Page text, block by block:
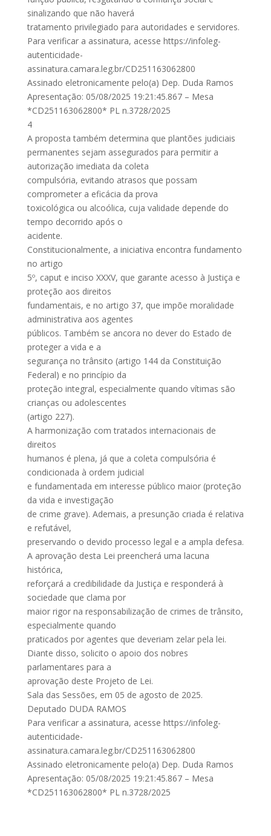
sinalizando que não haverá
tratamento privilegiado para autoridades e servidores.
Para verificar a assinatura, acesse https://infoleg-
autenticidade-
assinatura.camara.leg.br/CD251163062800
Assinado eletronicamente pelo(a) Dep. Duda Ramos
Apresentação: 05/08/2025 19:21:45.867 – Mesa
*CD251163062800* PL n.3728/2025
4
A proposta também determina que plantões judiciais
permanentes sejam assegurados para permitir a
autorização imediata da coleta
compulsória, evitando atrasos que possam
comprometer a eficácia da prova
toxicológica ou alcoólica, cuja validade depende do
tempo decorrido após o
acidente.
Constitucionalmente, a iniciativa encontra fundamento
no artigo
5º, caput e inciso XXXV, que garante acesso à Justiça e
proteção aos direitos
fundamentais, e no artigo 37, que impõe moralidade
administrativa aos agentes
públicos. Também se ancora no dever do Estado de
proteger a vida e a
segurança no trânsito (artigo 144 da Constituição
Federal) e no princípio da
proteção integral, especialmente quando vítimas são
crianças ou adolescentes
(artigo 227).
A harmonização com tratados internacionais de
direitos
humanos é plena, já que a coleta compulsória é
condicionada à ordem judicial
e fundamentada em interesse público maior (proteção
da vida e investigação
de crime grave). Ademais, a presunção criada é relativa
e refutável,
preservando o devido processo legal e a ampla defesa.
A aprovação desta Lei preencherá uma lacuna
histórica,
reforçará a credibilidade da Justiça e responderá à
sociedade que clama por
maior rigor na responsabilização de crimes de trânsito,
especialmente quando
praticados por agentes que deveriam zelar pela lei.
Diante disso, solicito o apoio dos nobres
parlamentares para a
aprovação deste Projeto de Lei.
Sala das Sessões, em 05 de agosto de 2025.
Deputado DUDA RAMOS
Para verificar a assinatura, acesse https://infoleg-
autenticidade-
assinatura.camara.leg.br/CD251163062800
Assinado eletronicamente pelo(a) Dep. Duda Ramos
Apresentação: 05/08/2025 19:21:45.867 – Mesa
*CD251163062800* PL n.3728/2025